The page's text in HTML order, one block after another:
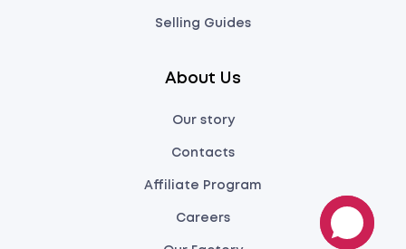
Selling Guides
About Us
Our story
Contacts
Affiliate Program
Careers